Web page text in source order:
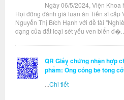
Ngày 06/5/2024, Viện
Hội đồng đánh giá luận án Tiến sĩ cấp
Nguyễn Thị Bích Hạnh với đề tài
dạng của đất loại sét yếu ven biển đ�...
QR Giấy chứng nhận hợp
phẩm: Ống cống bê tông
Chi tiết